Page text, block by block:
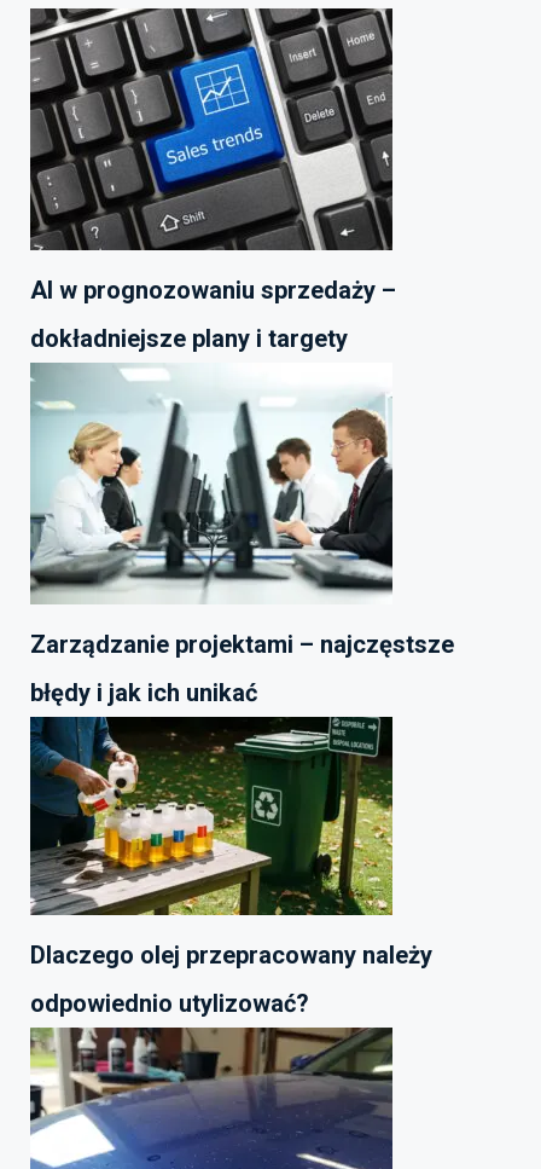
AI w prognozowaniu sprzedaży –
dokładniejsze plany i targety
Zarządzanie projektami – najczęstsze
błędy i jak ich unikać
Dlaczego olej przepracowany należy
odpowiednio utylizować?